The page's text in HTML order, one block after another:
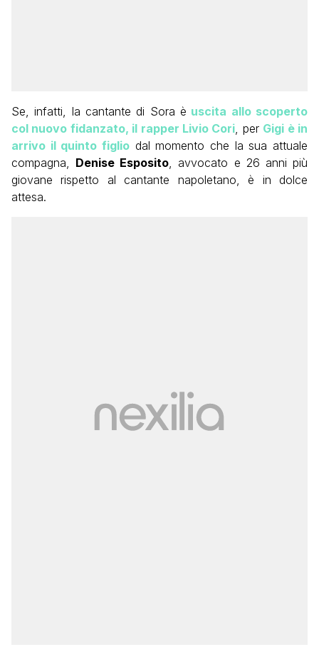
Se, infatti, la cantante di Sora è uscita allo scoperto
col nuovo fidanzato, il rapper Livio Cori, per Gigi è in
arrivo il quinto figlio dal momento che la sua attuale
compagna, Denise Esposito, avvocato e 26 anni più
giovane rispetto al cantante napoletano, è in dolce
attesa.